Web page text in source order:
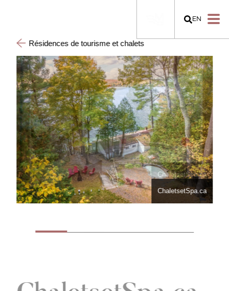
EN
Résidences de tourisme et chalets
ChaletsetSpa.ca
ChaletsetSpa.ca